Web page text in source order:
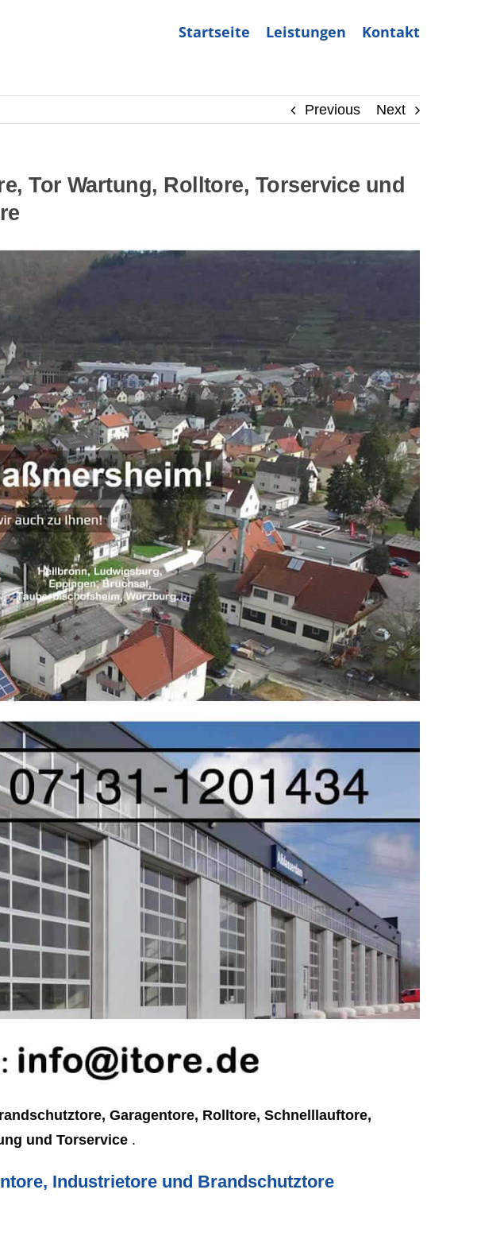
Startseite Leistungen Kontakt
Previous Next
Tor Wartung, Rolltore, Torservice und
Garagentore, Rolltore, Schnelllauftore,
und Torservice .
Industrietore und Brandschutztore